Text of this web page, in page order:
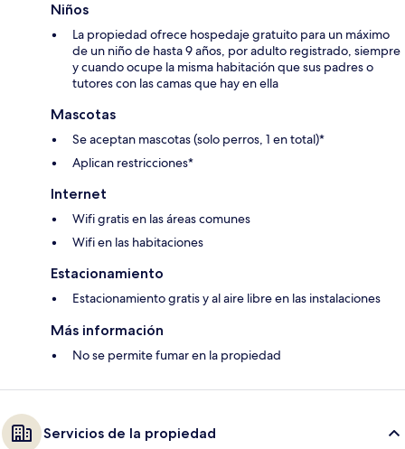
Niños
La propiedad ofrece hospedaje gratuito para un máximo
de un niño de hasta 9 años, por adulto registrado, siempre
y cuando ocupe la misma habitación que sus padres o
tutores con las camas que hay en ella
Mascotas
Se aceptan mascotas (solo perros, 1 en total)*
Aplican restricciones*
Internet
Wifi gratis en las áreas comunes
Wifi en las habitaciones
Estacionamiento
Estacionamiento gratis y al aire libre en las instalaciones
Más información
No se permite fumar en la propiedad
Servicios de la propiedad